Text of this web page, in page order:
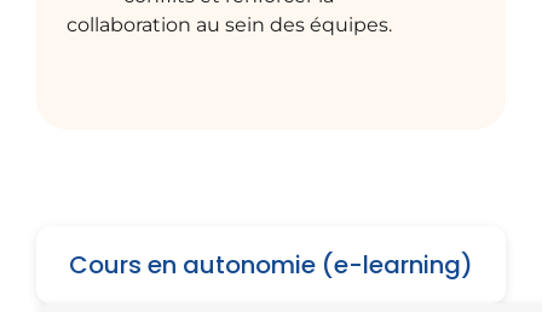
collaboration au sein des équipes.
Cours en autonomie (e-learning)